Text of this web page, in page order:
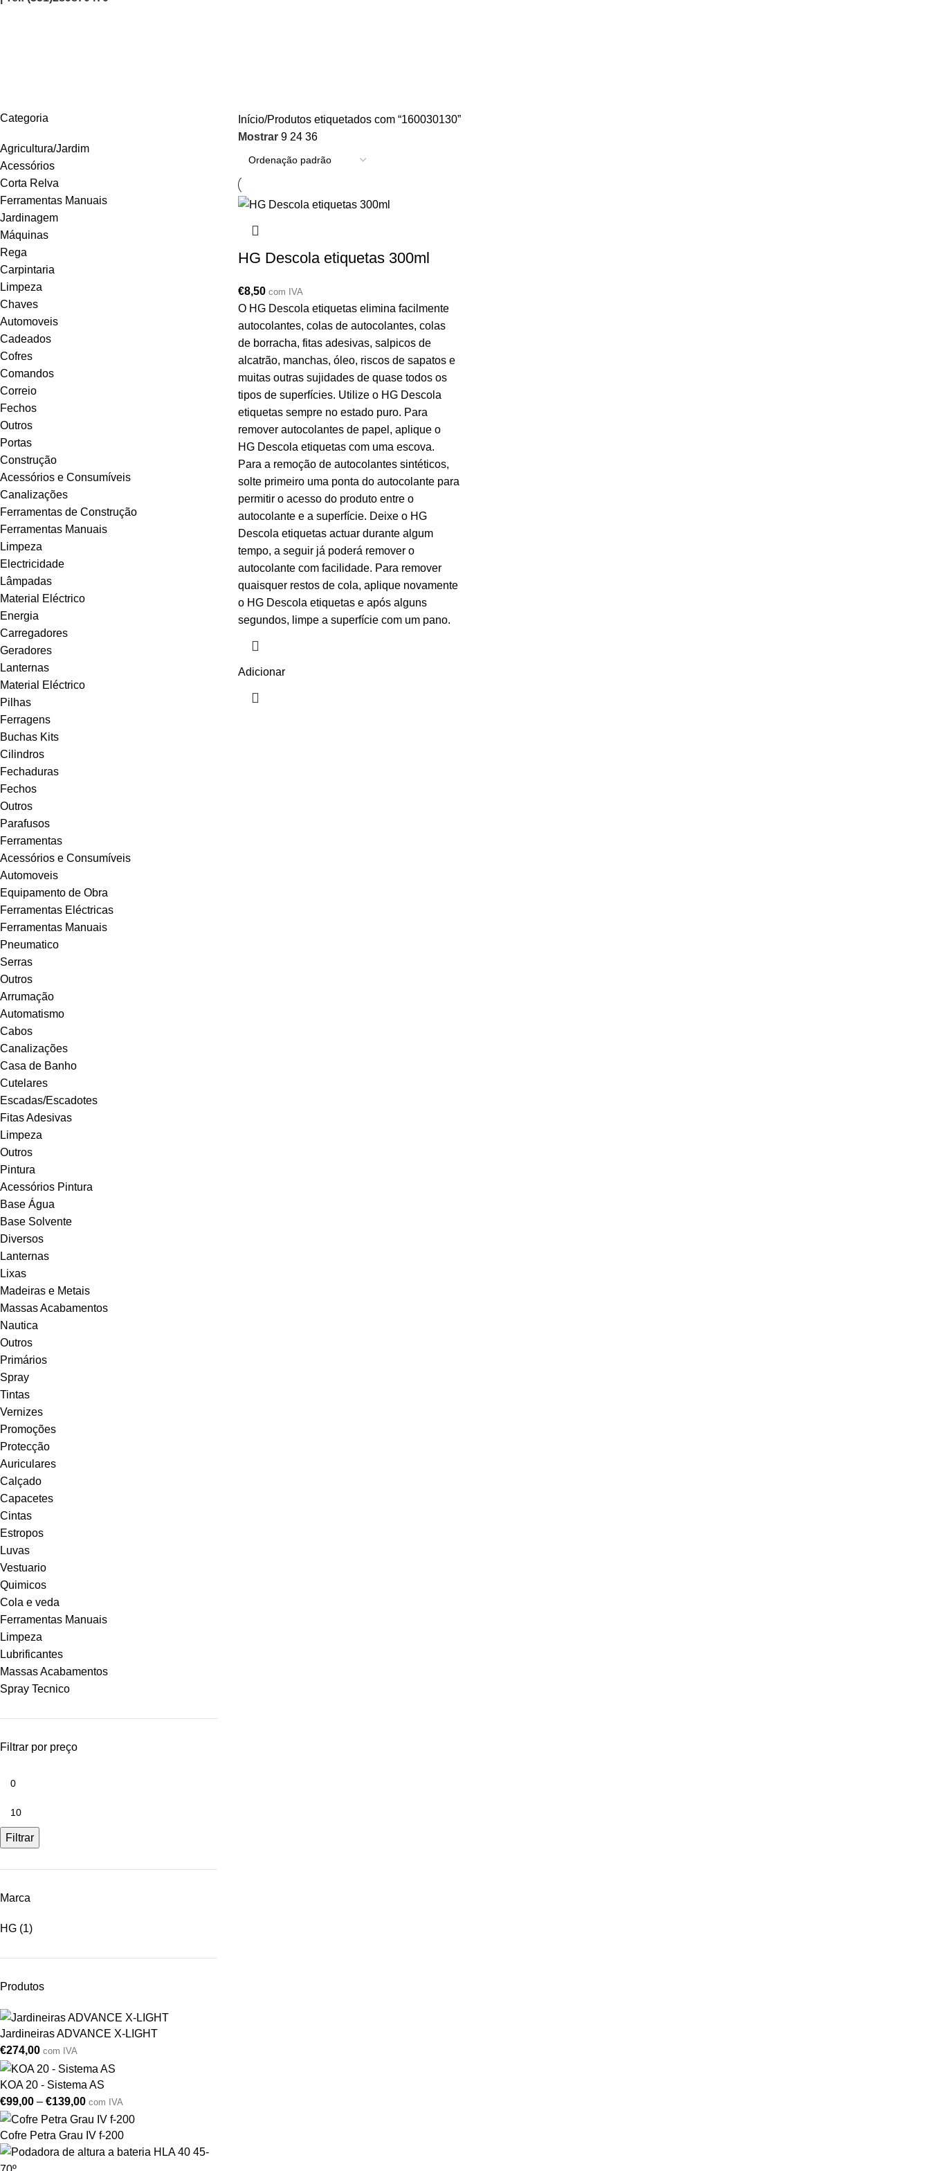
Categoria
Agricultura/Jardim
Acessórios
Corta Relva
Ferramentas Manuais
Jardinagem
Máquinas
Rega
Carpintaria
Limpeza
Chaves
Automoveis
Cadeados
Cofres
Comandos
Correio
Fechos
Outros
Portas
Construção
Acessórios e Consumíveis
Canalizações
Ferramentas de Construção
Ferramentas Manuais
Limpeza
Electricidade
Lâmpadas
Material Eléctrico
Energia
Carregadores
Geradores
Lanternas
Material Eléctrico
Pilhas
Ferragens
Buchas Kits
Cilindros
Fechaduras
Fechos
Outros
Parafusos
Ferramentas
Acessórios e Consumíveis
Automoveis
Equipamento de Obra
Ferramentas Eléctricas
Ferramentas Manuais
Pneumatico
Serras
Outros
Arrumação
Automatismo
Cabos
Canalizações
Casa de Banho
Cutelares
Escadas/Escadotes
Fitas Adesivas
Limpeza
Outros
Pintura
Acessórios Pintura
Base Água
Base Solvente
Diversos
Lanternas
Lixas
Madeiras e Metais
Massas Acabamentos
Nautica
Outros
Primários
Spray
Tintas
Vernizes
Promoções
Protecção
Auriculares
Calçado
Capacetes
Cintas
Estropos
Luvas
Vestuario
Quimicos
Cola e veda
Ferramentas Manuais
Limpeza
Lubrificantes
Massas Acabamentos
Spray Tecnico
Filtrar por preço
Filtrar
Marca
HG (1)
Produtos
Jardineiras ADVANCE X-LIGHT
€274,00 com IVA
KOA 20 - Sistema AS
€99,00 – €139,00 com IVA
Cofre Petra Grau IV f-200
Início Produtos etiquetados com “160030130”
Mostrar 9 24 36
HG Descola etiquetas 300ml
€8,50 com IVA
O HG Descola etiquetas elimina facilmente
autocolantes, colas de autocolantes, colas
de borracha, fitas adesivas, salpicos de
alcatrão, manchas, óleo, riscos de sapatos e
muitas outras sujidades de quase todos os
tipos de superfícies. Utilize o HG Descola
etiquetas sempre no estado puro. Para
remover autocolantes de papel, aplique o
HG Descola etiquetas com uma escova.
Para a remoção de autocolantes sintéticos,
solte primeiro uma ponta do autocolante para
permitir o acesso do produto entre o
autocolante e a superfície. Deixe o HG
Descola etiquetas actuar durante algum
tempo, a seguir já poderá remover o
autocolante com facilidade. Para remover
quaisquer restos de cola, aplique novamente
o HG Descola etiquetas e após alguns
segundos, limpe a superfície com um pano.
Adicionar